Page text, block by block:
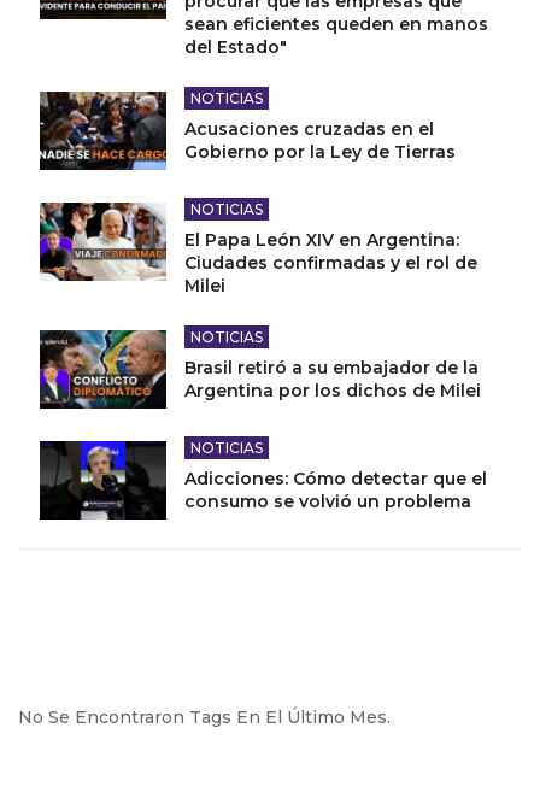
sean eficientes queden en manos
del Estado"
NOTICIAS
Acusaciones cruzadas en el
Gobierno por la Ley de Tierras
NOTICIAS
El Papa León XIV en Argentina:
Ciudades confirmadas y el rol de
Milei
NOTICIAS
Brasil retiró a su embajador de la
Argentina por los dichos de Milei
NOTICIAS
Adicciones: Cómo detectar que el
consumo se volvió un problema
No Se Encontraron Tags En El Último Mes.